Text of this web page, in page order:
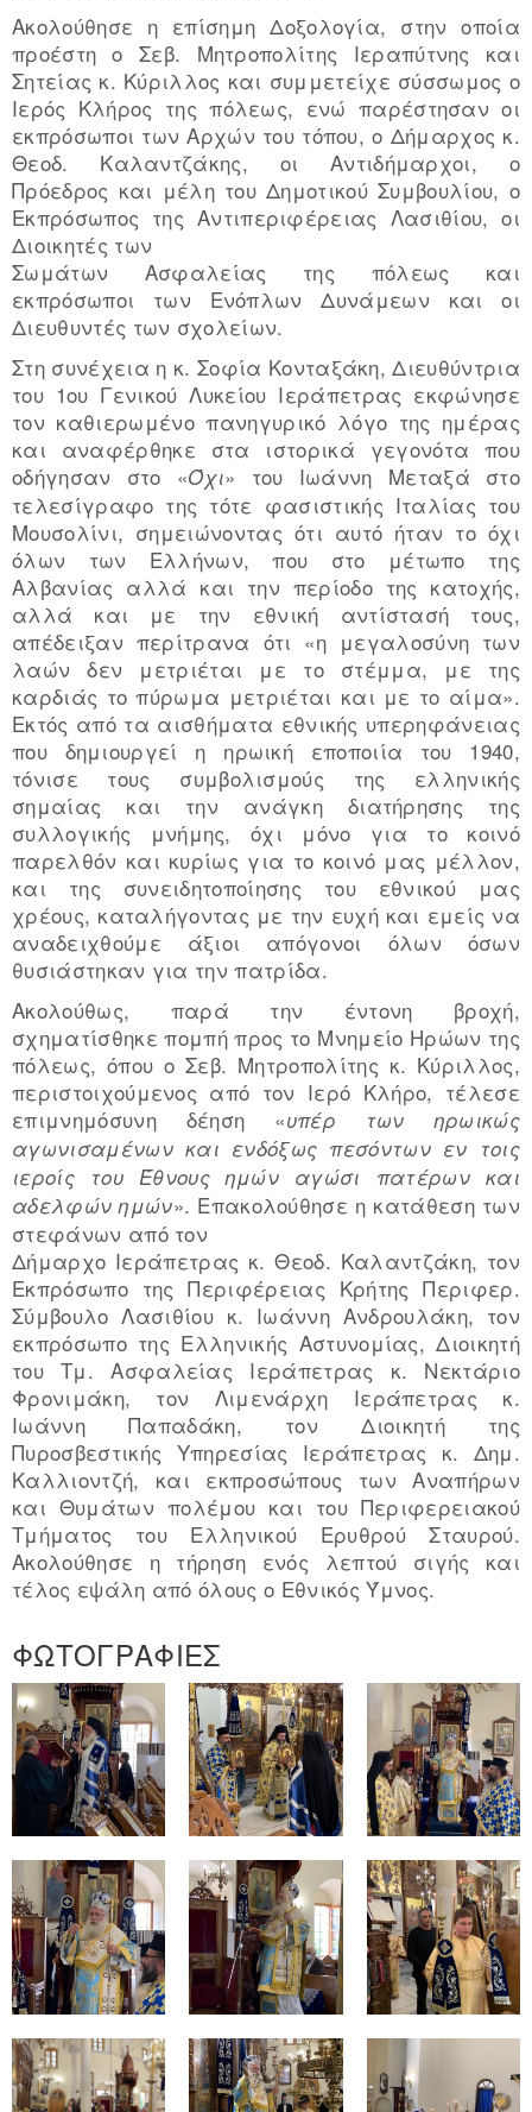
Ακολούθησε η επίσημη Δοξολογία, στην οποία
προέστη ο Σεβ. Μητροπολίτης Ιεραπύτνης και
Σητείας κ. Κύριλλος και συμμετείχε σύσσωμος ο
Ιερός Κλήρος της πόλεως, ενώ παρέστησαν οι
εκπρόσωποι των Αρχών του τόπου, ο Δήμαρχος κ.
Θεοδ. Καλαντζάκης, οι Αντιδήμαρχοι, ο
Πρόεδρος και μέλη του Δημοτικού Συμβουλίου, ο
Εκπρόσωπος της Αντιπεριφέρειας Λασιθίου, οι
Διοικητές των
Σωμάτων Ασφαλείας της πόλεως και
εκπρόσωποι των Ενόπλων Δυνάμεων και οι
Διευθυντές των σχολείων.
Στη συνέχεια η κ. Σοφία Κονταξάκη, Διευθύντρια
του 1ου Γενικού Λυκείου Ιεράπετρας εκφώνησε
τον καθιερωμένο πανηγυρικό λόγο της ημέρας
και αναφέρθηκε στα ιστορικά γεγονότα που
οδήγησαν στο «Όχι» του Ιωάννη Μεταξά στο
τελεσίγραφο της τότε φασιστικής Ιταλίας του
Μουσολίνι, σημειώνοντας ότι αυτό ήταν το όχι
όλων των Ελλήνων, που στο μέτωπο της
Αλβανίας αλλά και την περίοδο της κατοχής,
αλλά και με την εθνική αντίστασή τους,
απέδειξαν περίτρανα ότι «η μεγαλοσύνη των
λαών δεν μετριέται με το στέμμα, με της
καρδιάς το πύρωμα μετριέται και με το αίμα».
Εκτός από τα αισθήματα εθνικής υπερηφάνειας
που δημιουργεί η ηρωική εποποιία του 1940,
τόνισε τους συμβολισμούς της ελληνικής
σημαίας και την ανάγκη διατήρησης της
συλλογικής μνήμης, όχι μόνο για το κοινό
παρελθόν και κυρίως για το κοινό μας μέλλον,
και της συνειδητοποίησης του εθνικού μας
χρέους, καταλήγοντας με την ευχή και εμείς να
αναδειχθούμε άξιοι απόγονοι όλων όσων
θυσιάστηκαν για την πατρίδα.
Ακολούθως, παρά την έντονη βροχή,
σχηματίσθηκε πομπή προς το Μνημείο Ηρώων της
πόλεως, όπου ο Σεβ. Μητροπολίτης κ. Κύριλλος,
περιστοιχούμενος από τον Ιερό Κλήρο, τέλεσε
επιμνημόσυνη δέηση «υπέρ των ηρωικώς
αγωνισαμένων και ενδόξως πεσόντων εν τοις
ιεροίς του Έθνους ημών αγώσι πατέρων και
αδελφών ημών». Επακολούθησε η κατάθεση των
στεφάνων από τον
Δήμαρχο Ιεράπετρας κ. Θεοδ. Καλαντζάκη, τον
Εκπρόσωπο της Περιφέρειας Κρήτης Περιφερ.
Σύμβουλο Λασιθίου κ. Ιωάννη Ανδρουλάκη, τον
εκπρόσωπο της Ελληνικής Αστυνομίας, Διοικητή
του Τμ. Ασφαλείας Ιεράπετρας κ. Νεκτάριο
Φρονιμάκη, τον Λιμενάρχη Ιεράπετρας κ.
Ιωάννη Παπαδάκη, τον Διοικητή της
Πυροσβεστικής Υπηρεσίας Ιεράπετρας κ. Δημ.
Καλλιοντζή, και εκπροσώπους των Αναπήρων
και Θυμάτων πολέμου και του Περιφερειακού
Τμήματος του Ελληνικού Ερυθρού Σταυρού.
Ακολούθησε η τήρηση ενός λεπτού σιγής και
τέλος εψάλη από όλους ο Εθνικός Ύμνος.
ΦΩΤΟΓΡΑΦΙΕΣ